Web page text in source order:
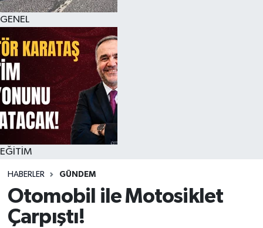
GENEL
EĞİTİM
HABERLER GÜNDEM
Otomobil ile Motosiklet
Çarpıştı!